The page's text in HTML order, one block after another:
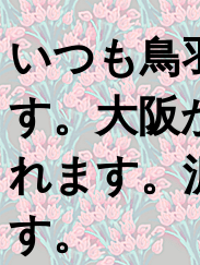
いつも鳥
す。大阪
れます。
す。